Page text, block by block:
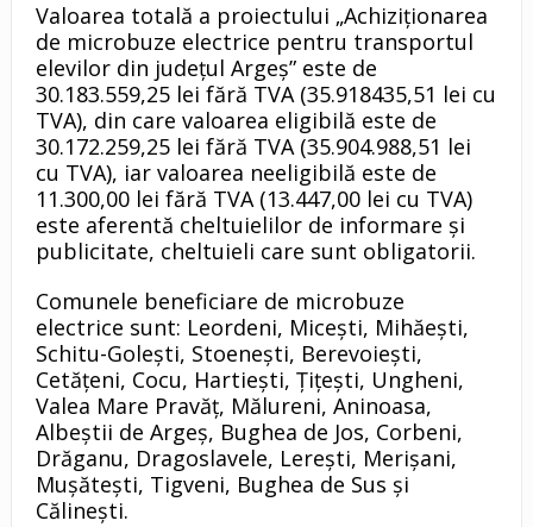
Valoarea totală a proiectului „Achiziționarea
de microbuze electrice pentru transportul
elevilor din județul Argeș” este de
30.183.559,25 lei fără TVA (35.918435,51 lei cu
TVA), din care valoarea eligibilă este de
30.172.259,25 lei fără TVA (35.904.988,51 lei
cu TVA), iar valoarea neeligibilă este de
11.300,00 lei fără TVA (13.447,00 lei cu TVA)
este aferentă cheltuielilor de informare și
publicitate, cheltuieli care sunt obligatorii.
Comunele beneficiare de microbuze
electrice sunt: Leordeni, Micești, Mihăești,
Schitu-Golești, Stoenești, Berevoiești,
Cetățeni, Cocu, Hartiești, Țițești, Ungheni,
Valea Mare Pravăț, Mălureni, Aninoasa,
Albeștii de Argeș, Bughea de Jos, Corbeni,
Drăganu, Dragoslavele, Lerești, Merișani,
Mușătești, Tigveni, Bughea de Sus și
Călinești.